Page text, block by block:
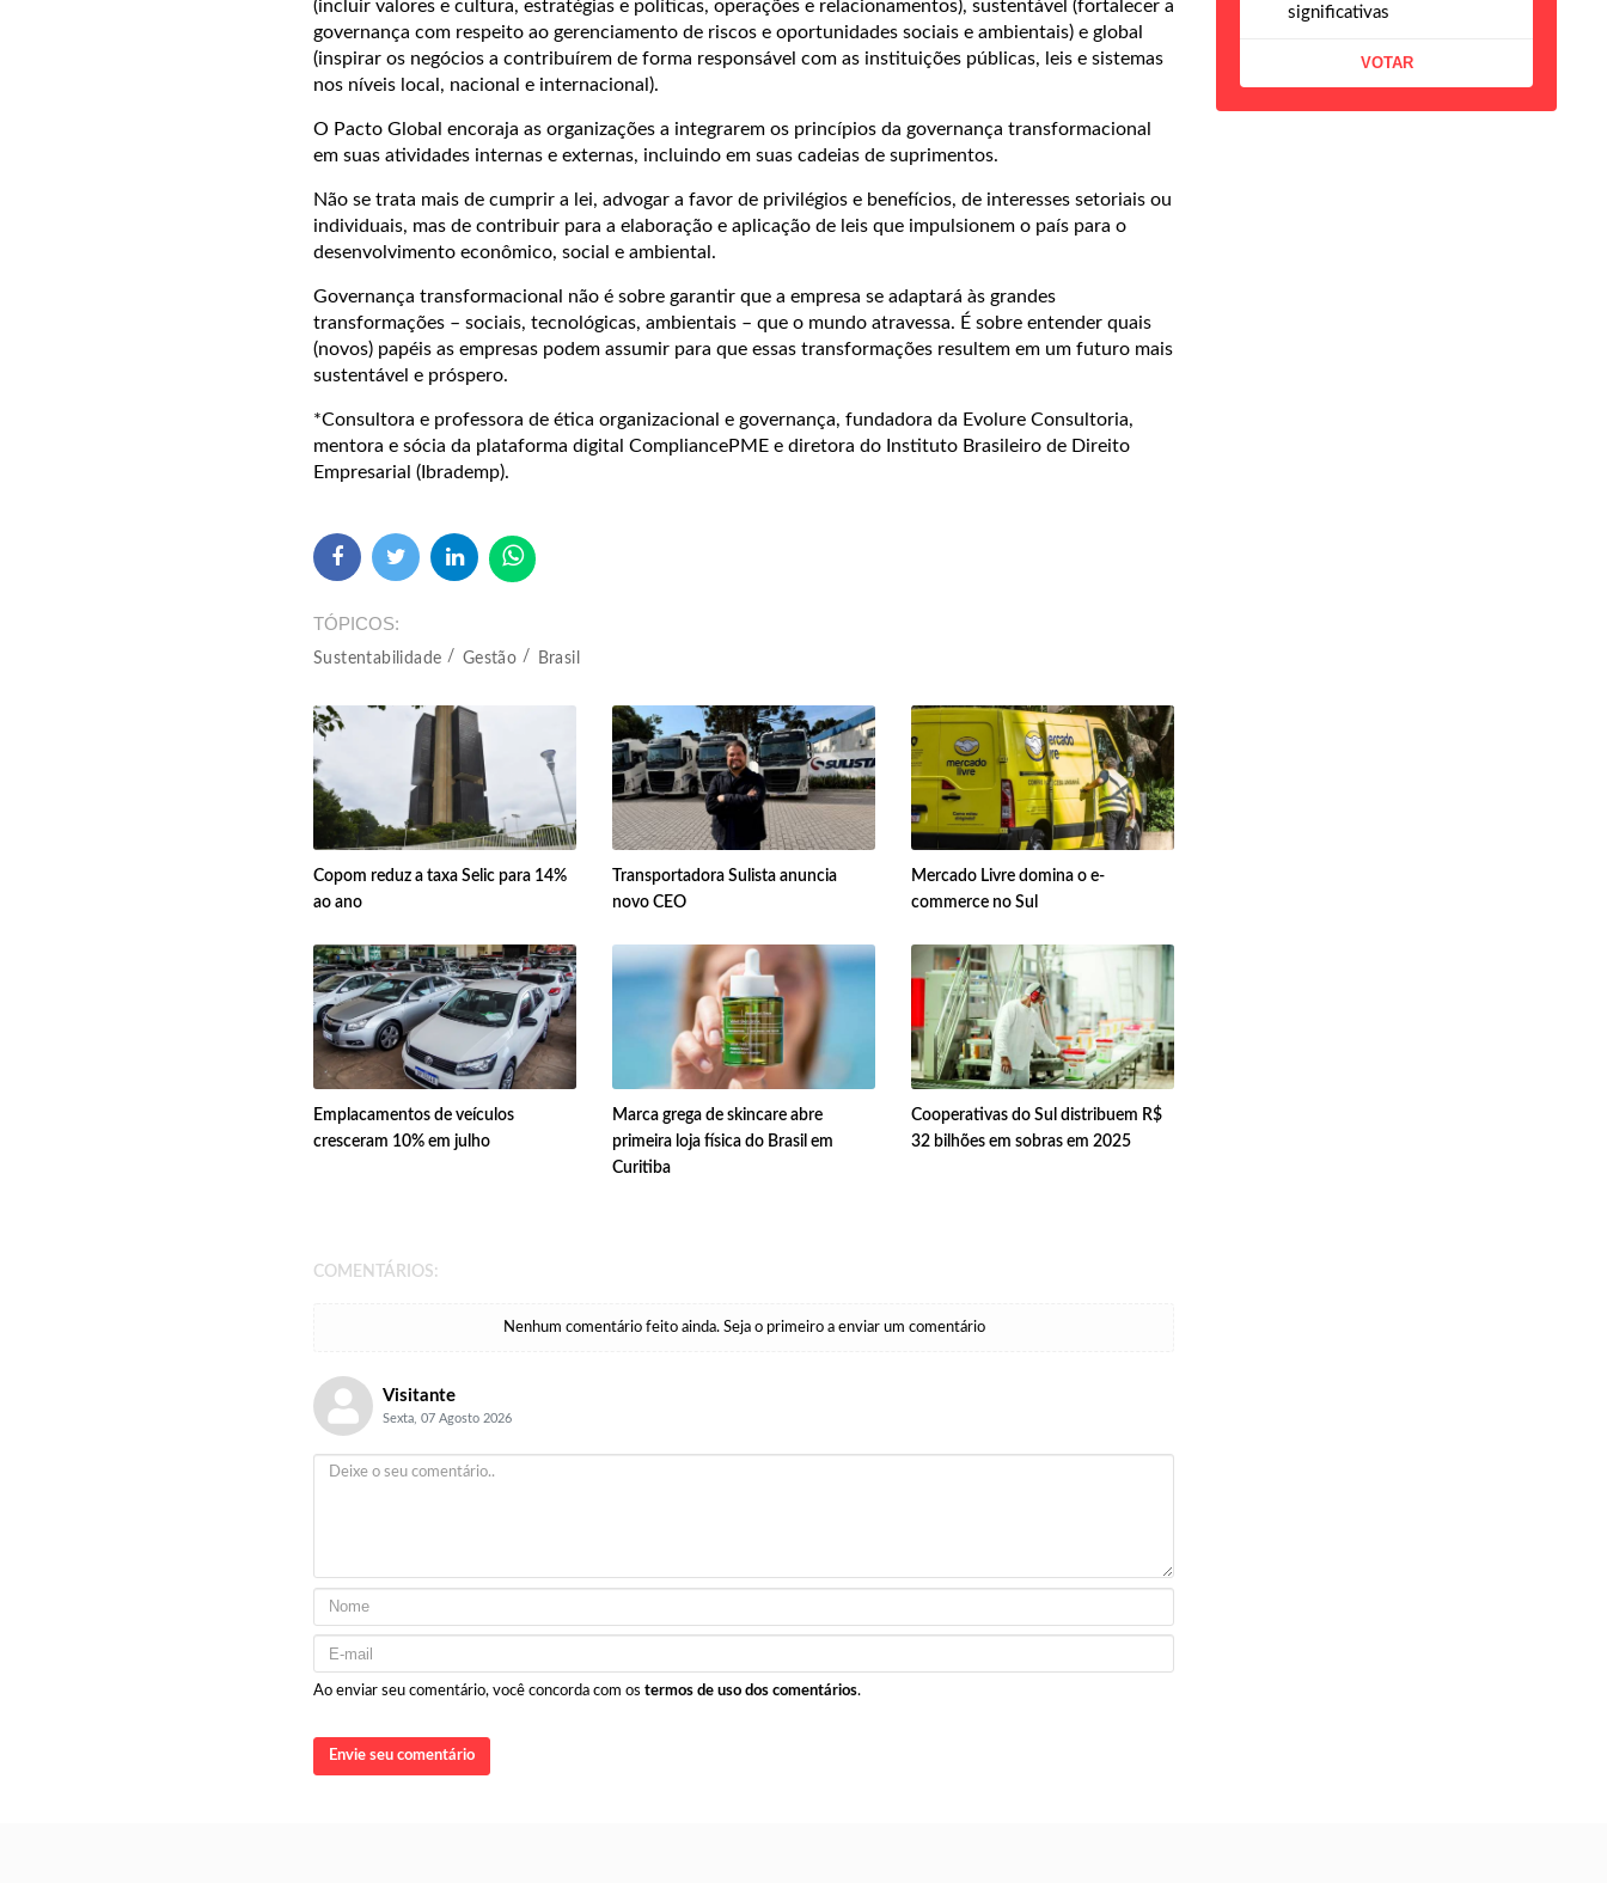
(incluir valores e cultura, estratégias e políticas, operações e relacionamentos), sustentável (fortalecer a
governança com respeito ao gerenciamento de riscos e oportunidades sociais e ambientais) e global
(inspirar os negócios a contribuírem de forma responsável com as instituições públicas, leis e sistemas
nos níveis local, nacional e internacional).
O Pacto Global encoraja as organizações a integrarem os princípios da governança transformacional
em suas atividades internas e externas, incluindo em suas cadeias de suprimentos.
Não se trata mais de cumprir a lei, advogar a favor de privilégios e benefícios, de interesses setoriais ou
individuais, mas de contribuir para a elaboração e aplicação de leis que impulsionem o país para o
desenvolvimento econômico, social e ambiental.
Governança transformacional não é sobre garantir que a empresa se adaptará às grandes
transformações – sociais, tecnológicas, ambientais – que o mundo atravessa. É sobre entender quais
(novos) papéis as empresas podem assumir para que essas transformações resultem em um futuro mais
sustentável e próspero.
*Consultora e professora de ética organizacional e governança, fundadora da Evolure Consultoria,
mentora e sócia da plataforma digital CompliancePME e diretora do Instituto Brasileiro de Direito
Empresarial (Ibrademp).
TÓPICOS
Sustentabilidade Gestão Brasil
Copom reduz a taxa Selic para 14%
ao ano
Transportadora Sulista anuncia
novo CEO
Mercado Livre domina o e-
commerce no Sul
Emplacamentos de veículos
cresceram 10% em julho
Marca grega de skincare abre
primeira loja física do Brasil em
Curitiba
Cooperativas do Sul distribuem R$
32 bilhões em sobras em 2025
COMENTÁRIOS:
Nenhum comentário feito ainda. Seja o primeiro a enviar um comentário
Visitante
Sexta, 07 Agosto 2026
Ao enviar seu comentário, você concorda com os termos de uso dos comentários.
Envie seu comentário
significativas